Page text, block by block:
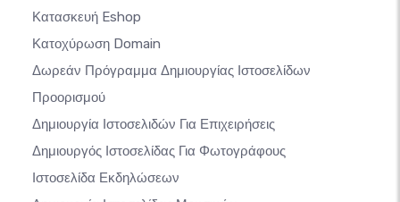
Κατασκευή Eshop
Κατοχύρωση Domain
Δωρεάν Πρόγραμμα Δημιουργίας Ιστοσελίδων
Προορισμού
Δημιουργία Ιστοσελιδών Για Επιχειρήσεις
Δημιουργός Ιστοσελίδας Για Φωτογράφους
Ιστοσελίδα Εκδηλώσεων